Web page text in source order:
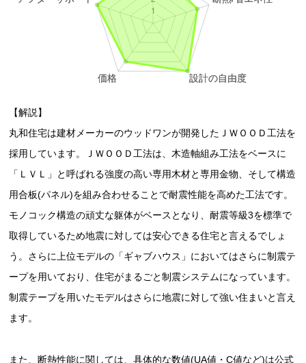
【解説】
丸和住宅は建材メーカーのウッドワンが開発したＪＷＯＯＤ工法を
採用しています。ＪＷＯＯＤ工法は、木造軸組み工法をベースに
「ＬＶＬ」と呼ばれる強度の高い専用木材と専用金物、そして構造
用合板(パネル)を組み合わせることで耐震性能を高めた工法です。
モノコック構造の頑丈な躯体がベースとなり、耐震等級3を標準で
取得しているため地震に対しては安心できる住宅と言えるでしょ
う。さらに上位モデルの「ギャブハウス」においてはさらに制震テ
ープを用いており、住宅がまるごと制震システムになっています。
制震テープを用いたモデルはさらに地震に対して強い住まいと言え
ます。
また、断熱性能に関しては、具体的な数値(UA値・C値など)は公式